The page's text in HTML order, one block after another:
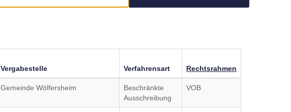
Vergabestelle Verfahrensart Rechtsrahmen
Gemeinde Wölfersheim
Beschränkte
Ausschreibung
VOB